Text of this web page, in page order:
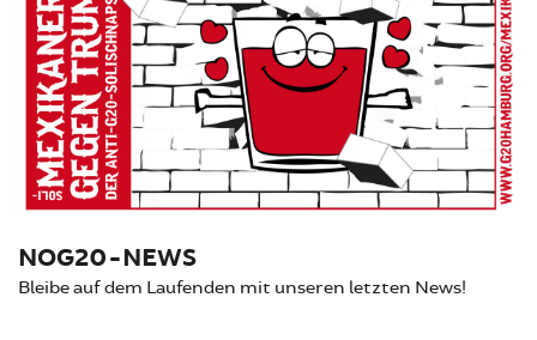
NOG20-NEWS
Bleibe auf dem Laufenden mit unseren letzten News!